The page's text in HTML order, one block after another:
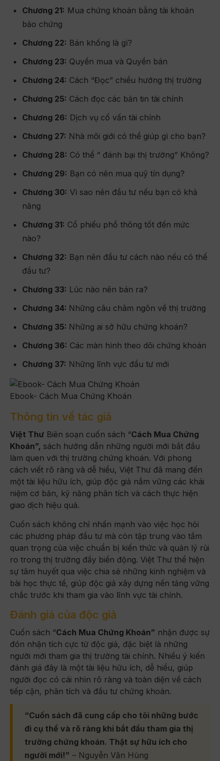
Chương 21: Mua chứng khoán bằng tài khoản
bảo chứng
Chương 22: Bán khống là gì?
Chương 23: Quyền mua và Quyền bán
Chương 24: Cách “Đọc” chiều hướng thị trường
Chương 25: Cách đọc các bản tin tài chính
Chương 26: Dịch vụ cố vấn tài chính
Chương 27: Nhà môi giới có thể giúp gì cho bạn?
Chương 28: Có thể “ đánh bại thị trường” Không?
Chương 29: Bạn có nên mua quỹ tín dụng?
Chương 30: Vì sao nên đầu tư nếu bạn có khả
năng
Chương 31: Cổ phiếu phổ thông tốt đến mức
nào?
Chương 32: Bạn nên đầu tư cách nào nếu có thể
đầu tư?
Chương 33: Lúc nào nên bán ra?
Chương 34: Những câu châm ngôn về thị trường
Chương 35: Những ai sở hữu chứng khoán?
Chương 36: Các màn hình theo dõi chứng khoán
Chương 37: Những lĩnh vực đầu tư mới
Ebook- Cách Mua Chứng Khoán
Thông tin về tác giả
Việt Thư Biên soạn cuốn sách “Cách Mua Chứng
Khoán”, sách hướng dẫn những người mới bắt đầu
làm quen với thị trường chứng khoán. Với phong
cách viết rõ ràng và dễ hiểu, Việt Thư đã mang đến
một tài liệu hữu ích, giúp độc giả nắm vững các khái
niệm cơ bản, kỹ năng phân tích và cách thực hiện
giao dịch hiệu quả.
Cuốn sách không chỉ nhấn mạnh vào việc học hỏi
các phương pháp đầu tư mà còn tập trung vào tầm
quan trọng của việc chuẩn bị kiến thức và quản lý rủi
ro trong thị trường đầy biến động. Việt Thư thể hiện
sự tâm huyết qua việc chia sẻ những kinh nghiệm và
bài học thực tế, giúp độc giả xây dựng nền tảng vững
chắc trước khi tham gia vào lĩnh vực tài chính.
Đánh giá của độc giả
Cuốn sách “Cách Mua Chứng Khoán” nhận được sự
đón nhận tích cực từ độc giả, đặc biệt là những
người mới tham gia thị trường tài chính. Nhiều ý kiến
đánh giá đây là một tài liệu hữu ích, dễ hiểu, giúp
người đọc có cái nhìn rõ ràng và toàn diện về cách
tiếp cận, phân tích và đầu tư chứng khoán.
“Cuốn sách đã cung cấp cho tôi những bước
đi cụ thể và rõ ràng khi bắt đầu tham gia thị
trường chứng khoán. Thật sự hữu ích cho
người mới!” – Nguyễn Văn Hùng